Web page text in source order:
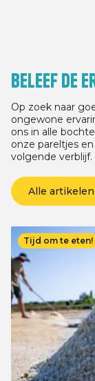
03/07/2026 voor
verblijfsdatum,
13/09/2026.
Beleef de
Op zoek naar
ongewone
ons in alle
onze pareltjes
volgende verblijf.
Alle
Tijd om te eten!
Afbeelding